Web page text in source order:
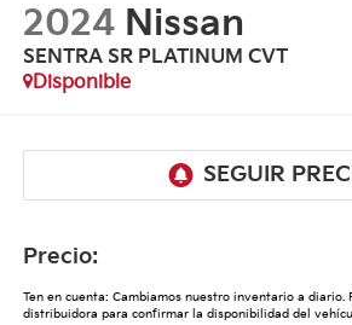
2024 Nissan
SENTRA SR PLATINUM CVT
Disponible
Precio:
Ten en cuenta: Cambiamos nuestro inventario a diario.
distribuidora para confirmar la disponibilidad del